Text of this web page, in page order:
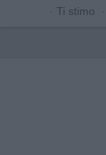
· Ti stimo ·